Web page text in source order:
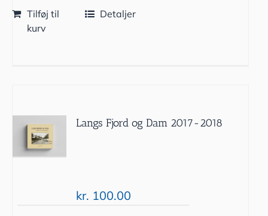
Tilføj til
kurv
Detaljer
Langs Fjord og Dam 2017-2018
kr. 100.00